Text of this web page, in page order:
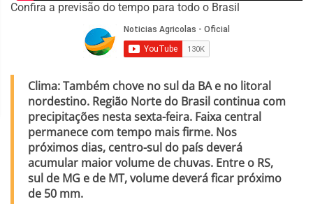
Confira a previsão do tempo para todo o Brasil
Clima: Também chove no sul da BA e no litoral
nordestino. Região Norte do Brasil continua com
precipitações nesta sexta-feira. Faixa central
permanece com tempo mais firme. Nos
próximos dias, centro-sul do país deverá
acumular maior volume de chuvas. Entre o RS,
sul de MG e de MT, volume deverá ficar próximo
de 50 mm.